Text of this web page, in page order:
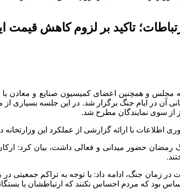
تاکید بر لزوم کاهش قیمت
آن در ایام جنگ برگزار شد. در این جلسه
از سوی نمایندگان مطرح شد.
اطلاعات با ارائه گزارشی از عملکرد این
رمضان حضور میدانی‌ و فعالی داشت، بیان کرد:
در زمان جنگ، ادامه داد: با توجه به تراکم جمعیتی
بود که مردم احساس نکنند که ارتباطشان با